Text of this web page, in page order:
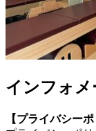
インフォメ
【プライバシーポ